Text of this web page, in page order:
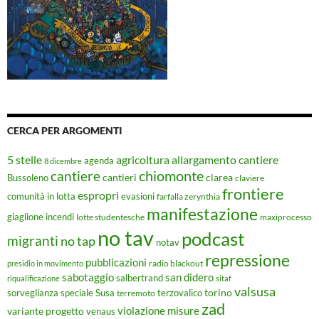
CERCA PER ARGOMENTI
5 stelle 8 dicembre agenda agricolturaallargamento cantiere
Bussolenocantierecantieri chiomonteclarea claviere
comunità in lotta espropri evasioni farfalla zerynthia frontiere
giaglione incendi lotte studentesche manifestazione maxiprocesso
migranti no tap no tav notav podcast
presidio in movimento pubblicazioni radio blackout repressione
riqualificazione sabotaggiosalbertrandsan didero sitaf
sorveglianza speciale Susa terremoto terzovalico torinovalsusa
variante progettovenaus violazione misure zad